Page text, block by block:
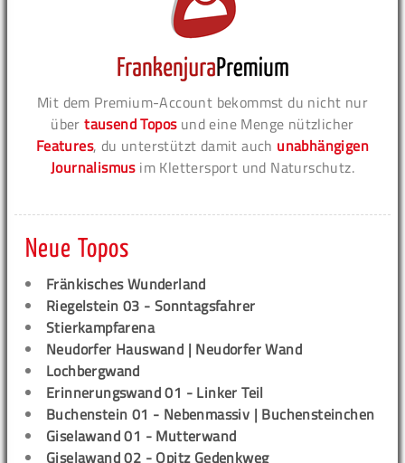
Mit dem Premium-Account bekommst du nicht nur
übertausend Toposund eine Menge nützlicher
Features, du unterstützt damit auch unabhängigen
Journalismusim Klettersport und Naturschutz.
Neue Topos
Fränkisches Wunderland
Riegelstein 03 - Sonntagsfahrer
Stierkampfarena
Neudorfer Hauswand | Neudorfer Wand
Lochbergwand
Erinnerungswand 01 - Linker Teil
Buchenstein 01 - Nebenmassiv | Buchensteinchen
Giselawand 01 - Mutterwand
Giselawand 02 - Opitz Gedenkweg